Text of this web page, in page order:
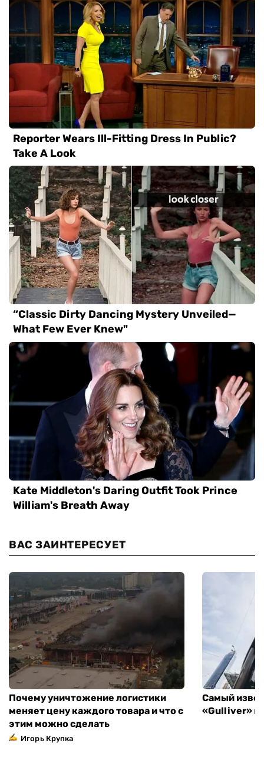
ВАС ЗАИНТЕРЕСУЕТ
Почему уничтожение логистики
меняет цену каждого товара и что с
этим можно сделать
Игорь Крупка
Самый
«Gulliver»